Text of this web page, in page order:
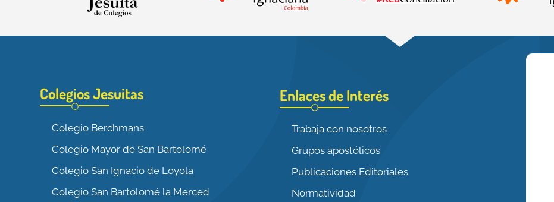
Colegios Jesuitas
Colegio Berchmans
Colegio Mayor de San Bartolomé
Colegio San Ignacio de Loyola
Colegio San Bartolomé la Merced
Enlaces de Interés
Trabaja con nosotros
Grupos apostólicos
Publicaciones Editoriales
Normatividad